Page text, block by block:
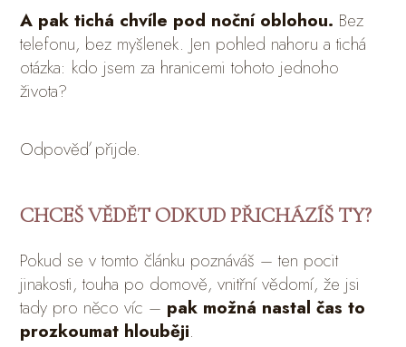
A pak tichá chvíle pod noční oblohou. Bez
telefonu, bez myšlenek. Jen pohled nahoru a tichá
otázka: kdo jsem za hranicemi tohoto jednoho
života?
Odpověď přijde.
CHCEŠ VĚDĚT ODKUD PŘICHÁZÍŠ TY?
Pokud se v tomto článku poznáváš – ten pocit
jinakosti, touha po domově, vnitřní vědomí, že jsi
tady pro něco víc – pak možná nastal čas to
prozkoumat hlouběji.